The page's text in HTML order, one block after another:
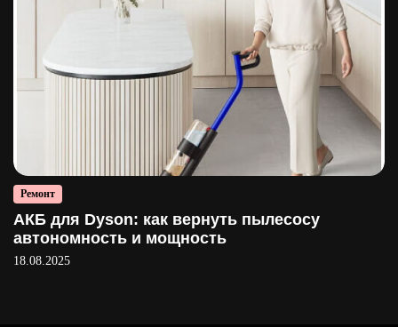
Ремонт
АКБ для Dyson: как вернуть пылесосу
автономность и мощность
18.08.2025